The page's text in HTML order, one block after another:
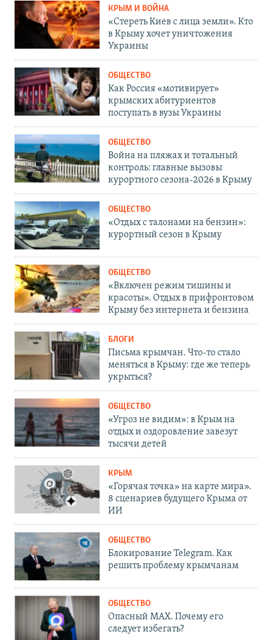
КРЫМ И ВОЙНА
«Стереть Киев с лица земли». Кто
в Крыму хочет уничтожения
Украины
ОБЩЕСТВО
Как Россия «мотивирует»
крымских абитуриентов
поступать в вузы Украины
ОБЩЕСТВО
Война на пляжах и тотальный
контроль: главные вызовы
курортного сезона-2026 в Крыму
ОБЩЕСТВО
«Отдых с талонами на бензин»:
курортный сезон в Крыму
ОБЩЕСТВО
«Включен режим тишины и
красоты». Отдых в прифронтовом
Крыму без интернета и бензина
БЛОГИ
Письма крымчан. Что-то стало
меняться в Крыму: где же теперь
укрыться?
ОБЩЕСТВО
«Угроз не видим»: в Крым на
отдых и оздоровление завезут
тысячи детей
КРЫМ
«Горячая точка» на карте мира».
8 сценариев будущего Крыма от
ИИ
ОБЩЕСТВО
Блокирование Telegram. Как
решить проблему крымчанам
ОБЩЕСТВО
Опасный MAX. Почему его
следует избегать?